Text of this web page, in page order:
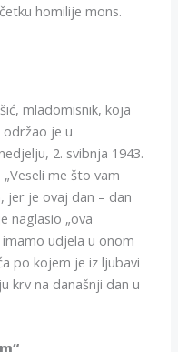
homilije mons.
mladomisnik, koja
održao je u
2. svibnja 1943.
me što vam
jer je ovaj dan – dan
naglasio „ova
udjela u onom
po kojem je iz ljubavi
krv na današnji dan u